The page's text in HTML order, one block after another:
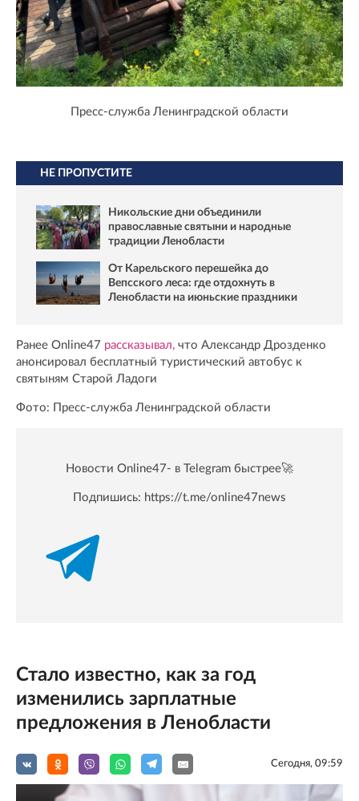
Пресс-служба Ленинградской области
НЕ ПРОПУСТИТЕ
Никольские дни объединили
православные святыни и народные
традиции Ленобласти
От Карельского перешейка до
Вепсского леса: где отдохнуть в
Ленобласти на июньские праздники
Ранее Online47 рассказывал, что Александр Дрозденко
анонсировал бесплатный туристический автобус к
святыням Старой Ладоги
Фото: Пресс-служба Ленинградской области
Новости Online47- в Telegram быстрее🚀
Подпишись: https://t.me/online47news
Стало известно, как за год
изменились зарплатные
предложения в Ленобласти
Сегодня, 09:59